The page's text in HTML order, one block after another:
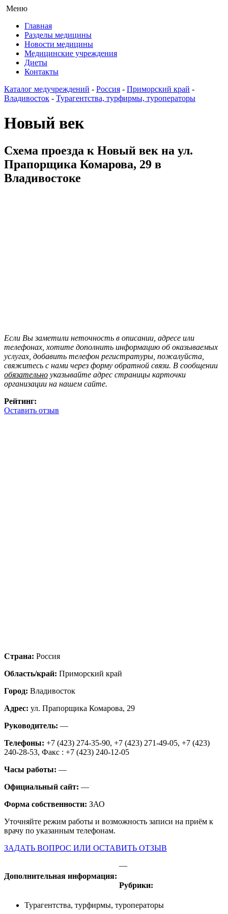
Меню
Главная
Разделы медицины
Новости медицины
Медицинские учреждения
Диеты
Контакты
Каталог медучреждений - Россия - Приморский край -
Владивосток - Турагентства, турфирмы, туроператоры
Новый век
Схема проезда к Новый век на ул.
Прапорщика Комарова, 29 в
Владивостоке
Если Вы заметили неточность в описании, адресе или
телефонах, хотите дополнить информацию об оказываемых
услугах, добавить телефон регистратуры, пожалуйста,
свяжитесь с нами через форму обратной связи. В сообщении
обязательно указывайте адрес страницы карточки
организации на нашем сайте.
Рейтинг:
Оставить отзыв
Страна: Россия
Область/край: Приморский край
Город: Владивосток
Адрес: ул. Прапорщика Комарова, 29
Руководитель: —
Телефоны: +7 (423) 274-35-90, +7 (423) 271-49-05, +7 (423)
240-28-53, Факс : +7 (423) 240-12-05
Часы работы: —
Официальный сайт: —
Форма собственности: ЗАО
Уточняйте режим работы и возможность записи на приём к
врачу по указанным телефонам.
ЗАДАТЬ ВОПРОС ИЛИ ОСТАВИТЬ ОТЗЫВ
Дополнительная информация:
—
Рубрики:
Турагентства, турфирмы, туроператоры